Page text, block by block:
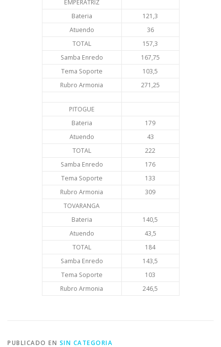
EMPERATRIZ
Bateria
121,3
Atuendo
36
TOTAL
157,3
Samba Enredo
167,75
Tema Soporte
103,5
Rubro Armonia
271,25
PITOGUE
Bateria
179
Atuendo
43
TOTAL
222
Samba Enredo
176
Tema Soporte
133
Rubro Armonia
309
TOVARANGA
Bateria
140,5
Atuendo
43,5
TOTAL
184
Samba Enredo
143,5
Tema Soporte
103
Rubro Armonia
246,5
PUBLICADO EN SIN CATEGORIA